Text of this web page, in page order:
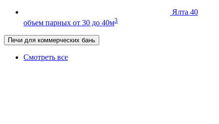
Ялта 40
объем парных от 30 до 40м3
Печи для коммерческих бань
Смотреть все